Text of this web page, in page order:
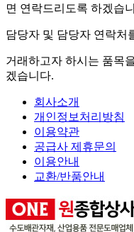
면 연락드리도록 하겠습
담당자 및 담당자 연락처
거래하고자 하시는 품목
겠습니다.
회사소개
개인정보처리방침
이용약관
공급사 제휴문의
이용안내
교환/반품안내